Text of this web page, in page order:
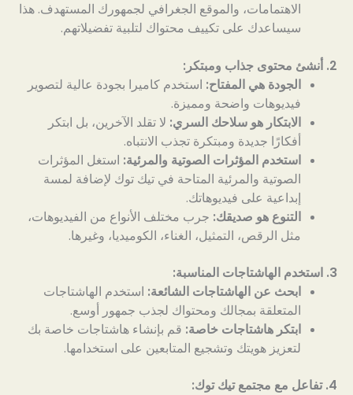
الاهتمامات، والموقع الجغرافي لجمهورك المستهدف. هذا
سيساعدك على تكييف محتواك لتلبية تفضيلاتهم.
2. أنشئ محتوى جذاب ومبتكر:
الجودة هي المفتاح: استخدم كاميرا بجودة عالية لتصوير
فيديوهات واضحة ومميزة.
الابتكار هو سلاحك السري: لا تقلد الآخرين، بل ابتكر
أفكارًا جديدة ومبتكرة تجذب الانتباه.
استخدم المؤثرات الصوتية والمرئية: استغل المؤثرات
الصوتية والمرئية المتاحة في تيك توك لإضافة لمسة
إبداعية على فيديوهاتك.
التنوع هو صديقك: جرب مختلف الأنواع من الفيديوهات،
مثل الرقص، التمثيل، الغناء، الكوميديا، وغيرها.
3. استخدم الهاشتاجات المناسبة:
ابحث عن الهاشتاجات الشائعة: استخدم الهاشتاجات
المتعلقة بمجالك ومحتواك لجذب جمهور أوسع.
ابتكر هاشتاجات خاصة: قم بإنشاء هاشتاجات خاصة بك
لتعزيز هويتك وتشجيع المتابعين على استخدامها.
4. تفاعل مع مجتمع تيك توك: